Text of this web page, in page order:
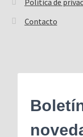
Contacto